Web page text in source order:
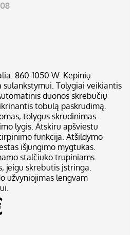
860-1050 W. Kepinių
sulankstymui. Tolygiai veikiantis
duonos skrebučių
tobulą paskrudimą.
tolygus skrudinimas.
lygis. Atskiru apšviestu
funkcija. Atšildymo
išjungimo mygtukas.
stalčiuko trupiniams.
jeigu skrebutis įstringa.
užvyniojimas lengvam